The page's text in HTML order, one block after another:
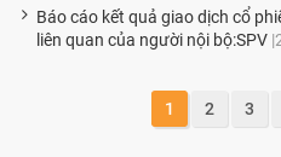
Báo cáo kết quả giao dịch cổ
liên quan của người nội bộ:SPV
1 2 3